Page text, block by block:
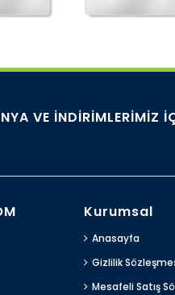
VE İNDİRİMLERİMİZ
Kurumsal
Anasayfa
Gizlilik
Mesafeli Satış